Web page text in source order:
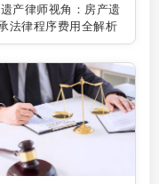
产律师视角：房产遗
法律程序费用全解析